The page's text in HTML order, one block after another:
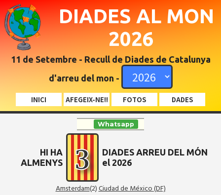
DIADES AL MON
2026
11 de Setembre - Recull de Diades de Catalunya
d'arreu del mon -
INICI AFEGEIX-NE!! FOTOS DADES
Whatsapp
HI HA
ALMENYS
3
DIADES ARREU DEL MÓN
el 2026
Amsterdam(2)Ciudad de México (DF)